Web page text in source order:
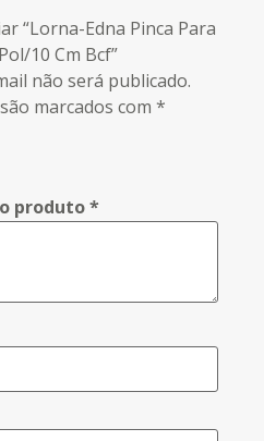
“Lorna-Edna Pinca Para
10 Cm Bcf”
não será publicado.
marcados com*
o produto*